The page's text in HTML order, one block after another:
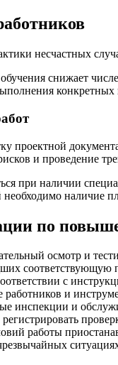
несчастных
снижает
проектной
и проведение
при наличии
наличие
по
осмотр и
соответствующую
с
работников и
инспекции и
работы